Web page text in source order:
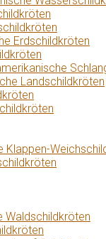
Erdschildkröten
Landschildkröten
Klappen-
Waldschildkröten